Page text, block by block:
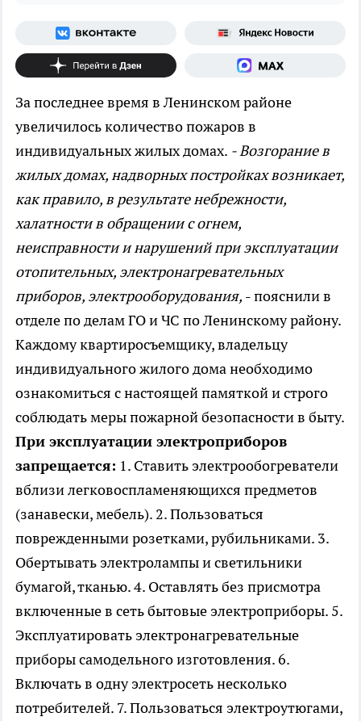
За последнее время в Ленинском районе
увеличилось количество пожаров в
индивидуальных жилых домах. - Возгорание в
жилых домах, надворных постройках возникает,
как правило, в результате небрежности,
халатности в обращении с огнем,
неисправности и нарушений при эксплуатации
отопительных, электронагревательных
приборов, электрооборудования, - пояснили в
отделе по делам ГО и ЧС по Ленинскому району.
Каждому квартиросъемщику, владельцу
индивидуального жилого дома необходимо
ознакомиться с настоящей памяткой и строго
соблюдать меры пожарной безопасности в быту.
При эксплуатации электроприборов
запрещается: 1. Ставить электрообогреватели
вблизи легковоспламеняющихся предметов
(занавески, мебель). 2. Пользоваться
поврежденными розетками, рубильниками. 3.
Обертывать электролампы и светильники
бумагой, тканью. 4. Оставлять без присмотра
включенные в сеть бытовые электроприборы. 5.
Эксплуатировать электронагревательные
приборы самодельного изготовления. 6.
Включать в одну электросеть несколько
потребителей. 7. Пользоваться электроутюгами,